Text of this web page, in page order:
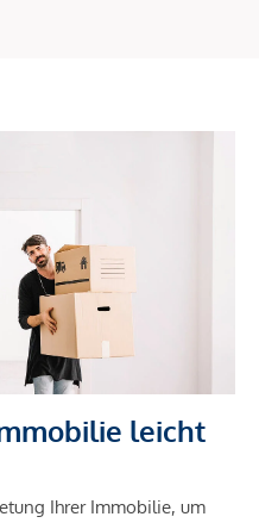
leicht
Ihrer Immobilie, um